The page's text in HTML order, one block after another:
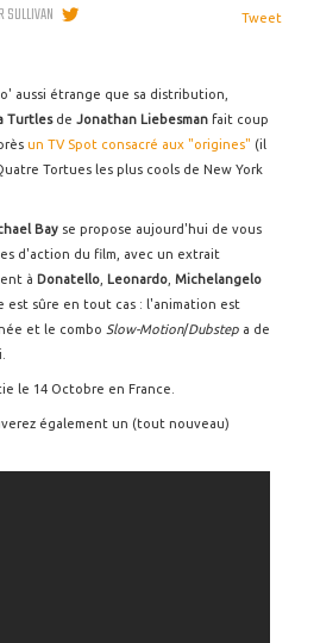
SULLIVAN Tweet
aussi étrange que sa distribution,
Turtlesde Jonathan Liebesman fait coup
un TV Spot consacré aux "origines" (il
Tortues les plus cools de New York
Bay se propose aujourd'hui de vous
d'action du film, avec un extrait
à Donatello Leonardo Michelangelo
est sûre en tout cas : l'animation est
et le combo Slow-Motion/Dubstep a de
le 14 Octobre en France.
également un (tout nouveau)